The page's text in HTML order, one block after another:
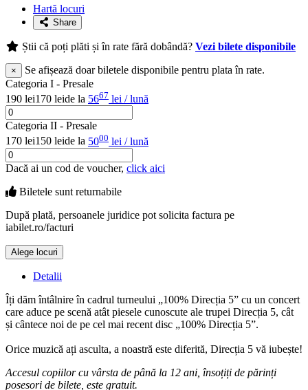
Hartă locuri
Share
Știi că poți plăti și în rate fără dobândă? Vezi bilete disponibile
×
Se afișează doar biletele disponibile pentru plata în rate.
Categoria I - Presale
190 lei170 leide la 5667 lei / lună
Categoria II - Presale
170 lei150 leide la 5000 lei / lună
Dacă ai un cod de voucher, click aici
Biletele sunt returnabile
După plată, persoanele juridice pot solicita factura pe
iabilet.ro/facturi
Alege locuri
Detalii
Îți dăm întâlnire în cadrul turneului „100% Direcția 5” cu un concert
care aduce pe scenă atât piesele cunoscute ale trupei Direcția 5, cât
și cântece noi de pe cel mai recent disc „100% Direcția 5”.
Orice muzică ați asculta, a noastră este diferită, Direcția 5 vă iubește!
Accesul copiilor cu vârsta de până la 12 ani, însoțiți de părinți
posesori de bilete, este gratuit.